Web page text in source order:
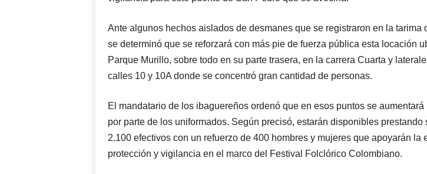
Ante algunos hechos aislados de desmanes que se registraron en la tarima
se determinó que se reforzará con más pie de fuerza pública esta locación
Parque Murillo, sobre todo en su parte trasera, en la carrera Cuarta y
calles 10 y 10A donde se concentró gran cantidad de personas.
El mandatario de los ibaguereños ordenó que en esos puntos se
por parte de los uniformados. Según precisó, estarán disponibles prestando
2.100 efectivos con un refuerzo de 400 hombres y mujeres que apoyarán la
protección y vigilancia en el marco del Festival Folclórico Colombiano.